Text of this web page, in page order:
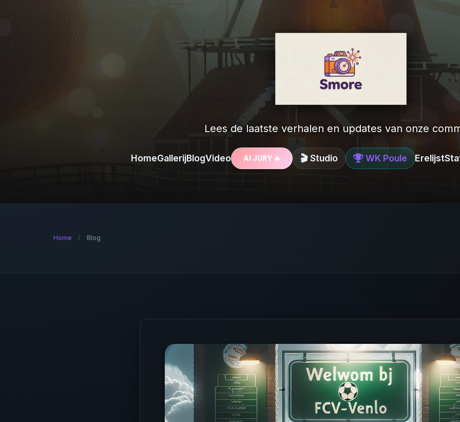
Lees de laatste verhalen en updates van onze
HomeGallerijBlogVideo AI JURY 🔥 🎬 Studio WK Poule Erelijst
Home / Blog